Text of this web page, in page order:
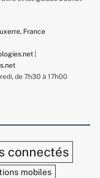
France
de 7h30 à 17h00
connectés
mobiles